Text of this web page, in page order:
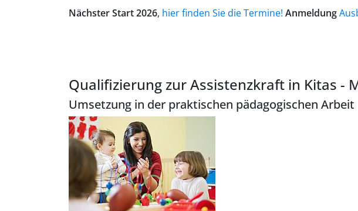
Nächster Start 2026, hier finden Sie die Termine! Anmeldung
Qualifizierung zur Assistenzkraft in Kitas -
Umsetzung in der praktischen pädagogischen Arbeit